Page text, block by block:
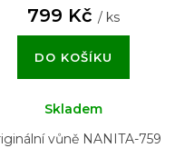
799 Kč / ks
DO KOŠÍKU
Skladem
vůně NANITA-759